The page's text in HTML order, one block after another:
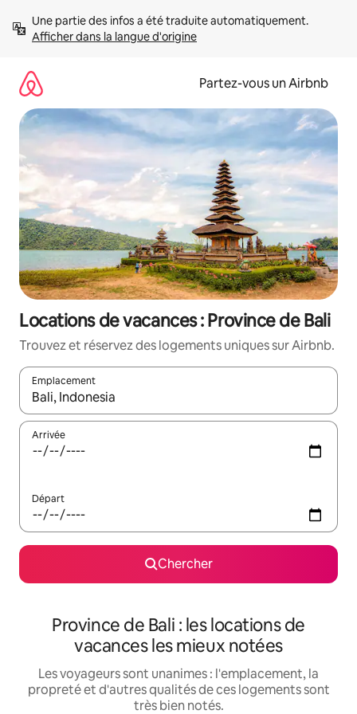
directement
Afficher dans la langue d'origine
Partez-vous un Airbnb
Locations de vacances : Province de Bali
Trouvez et réservez des logements uniques sur Airbnb.
Emplacement
Quand les résultats sont affichés, parcourez-les en utilisant
Arrivée
Départ
Chercher
Province de Bali : les locations de
vacances les mieux notées
Les voyageurs sont unanimes : l'emplacement, la
propreté et d'autres qualités de ces logements sont
très bien notés.